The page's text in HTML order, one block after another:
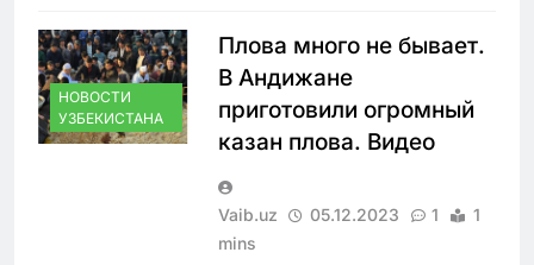
НОВОСТИ
УЗБЕКИСТАНА
Плова много не бывает.
В Андижане
приготовили огромный
казан плова. Видео
Vaib.uz 05.12.2023 1
1
mins